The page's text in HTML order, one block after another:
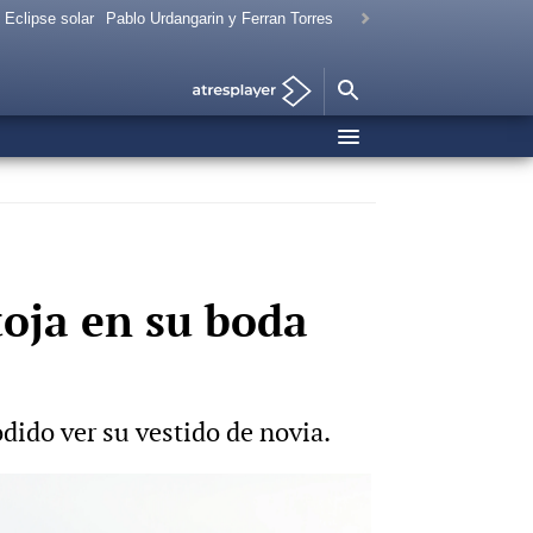
Eclipse solar Pablo Urdangarin y Ferran Torres
en su boda
ver su vestido de novia.